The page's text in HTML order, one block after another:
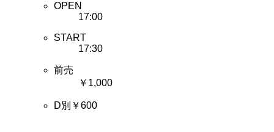
OPEN
17:00
START
17:30
前売
￥1,000
D別￥600